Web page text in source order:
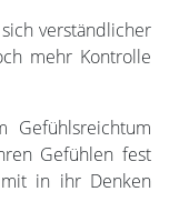
verständlicher
mehr Kontrolle
Gefühlen fest
in ihr Denken